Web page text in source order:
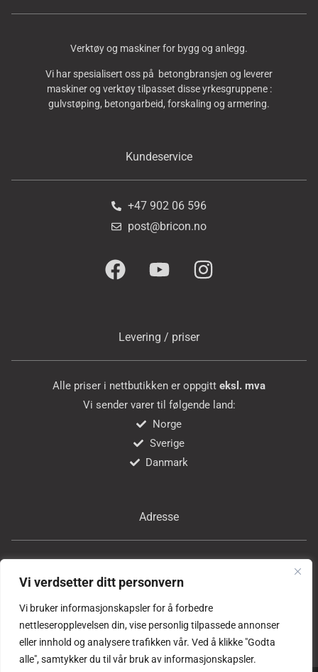
Vi verdsetter ditt personvern
Vi bruker informasjonskapsler for å forbedre
nettleseropplevelsen din, vise personlig tilpassede annonser
eller innhold og analysere trafikken vår. Ved å klikke "Godta
alle", samtykker du til vår bruk av informasjonskapsler.
Verktøy og maskiner for bygg og anlegg.
Vi har spesialisert oss på betongbransjen og leverer
maskiner og verktøy tilpasset disse yrkesgruppene :
gulvstøping, betongarbeid, forskaling og armering.
Kundeservice
+47 902 06 596
post@bricon.no
Levering / priser
Alle priser i nettbutikken er oppgitt eksl. mva
Vi sender varer til følgende land:
Norge
Sverige
Danmark
Adresse
Professor Birkelands vei 24
1081 Oslo